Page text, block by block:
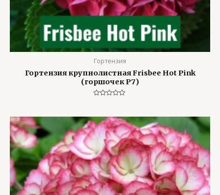
Гортензия
Гортензия крупнолистная Frisbee Hot Pink
(горшочек Р7)
5